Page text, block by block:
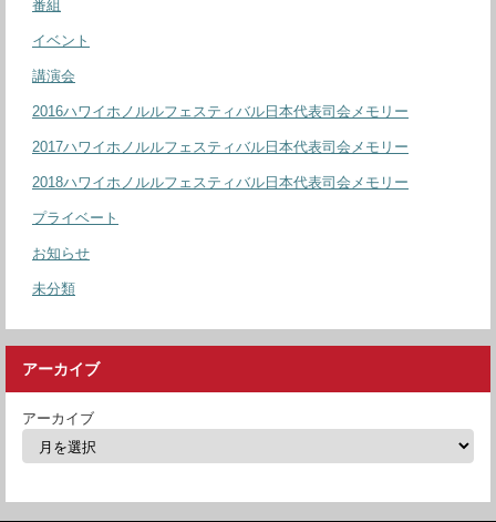
番組
イベント
講演会
2016ハワイホノルルフェスティバル日本代表司会メモリー
2017ハワイホノルルフェスティバル日本代表司会メモリー
2018ハワイホノルルフェスティバル日本代表司会メモリー
プライベート
お知らせ
未分類
アーカイブ
アーカイブ